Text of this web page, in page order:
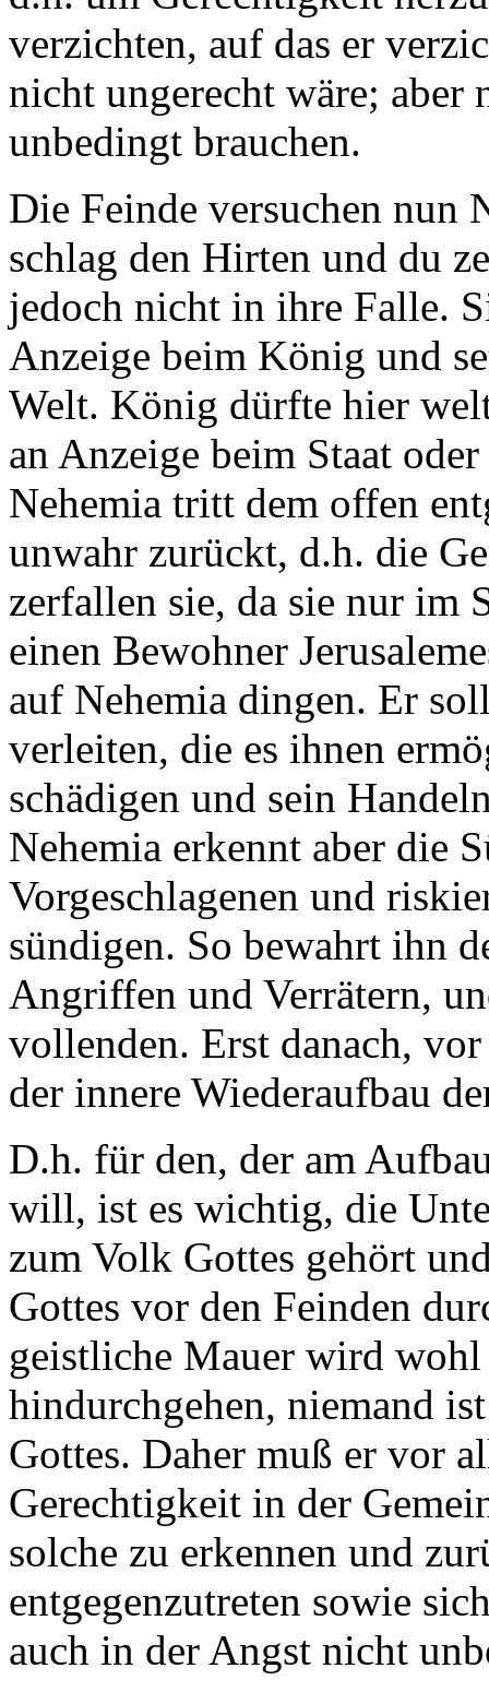
verzichten, auf das er
nicht ungerecht wäre; aber
unbedingt brauchen.
Die Feinde versuchen nun
schlag den Hirten und du
jedoch nicht in ihre Falle.
Anzeige beim König und
Welt. König dürfte hier
an Anzeige beim Staat
Nehemia tritt dem offen
unwahr zurückt, d.h. die
zerfallen sie, da sie nur im
einen Bewohner
auf Nehemia dingen. Er
verleiten, die es ihnen
schädigen und sein
Nehemia erkennt aber die
Vorgeschlagenen und
sündigen. So bewahrt ihn
Angriffen und Verrätern,
vollenden. Erst danach,
der innere Wiederaufbau
D.h. für den, der am
will, ist es wichtig, die
zum Volk Gottes gehört
Gottes vor den Feinden
geistliche Mauer wird
hindurchgehen, niemand
Gottes. Daher muß er vor
Gerechtigkeit in der
solche zu erkennen und
entgegenzutreten sowie
auch in der Angst nicht